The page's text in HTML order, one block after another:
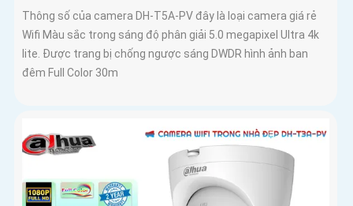
Thông số của camera DH-T5A-PV đây là loại camera giá rẻ
Wifi Màu sắc trong sáng độ phân giải 5.0 megapixel Ultra 4k
lite. Được trang bị chống ngược sáng DWDR hình ảnh ban
đêm Full Color 30m